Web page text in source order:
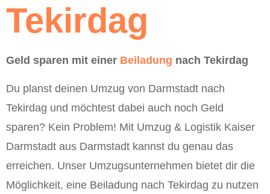
Tekirdag
Geld sparen mit einer Beiladung nach Tekirdag
Du planst deinen Umzug von Darmstadt nach
Tekirdag und möchtest dabei auch noch Geld
sparen? Kein Problem! Mit Umzug & Logistik Kaiser
Darmstadt aus Darmstadt kannst du genau das
erreichen. Unser Umzugsunternehmen bietet dir die
Möglichkeit, eine Beiladung nach Tekirdag zu nutzen